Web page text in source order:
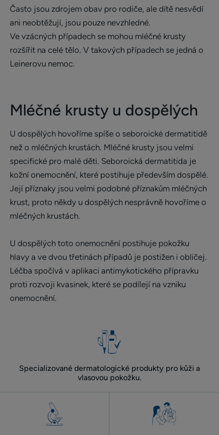
Často jsou zdrojem obav pro rodiče, ale dítě nesvědí
ani neobtěžují, jsou pouze nevzhledné.
Ve vzácných případech se mohou mléčné krusty
rozšířit na celé tělo. V takových případech se jedná o
Leinerovu nemoc.
Mléčné krusty u dospělých
U dospělých hovoříme spíše o seboroické dermatitidě
než o mléčných krustách. Mléčné krusty jsou velmi
specifické pro malé děti. Seboroická dermatitida je
kožní onemocnění, které postihuje především dospělé.
Její příznaky jsou velmi podobné příznakům mléčných
krust, proto někdy u dospělých nesprávně hovoříme o
mléčných krustách.
U dospělých toto onemocnění postihuje pokožku
hlavy a ve dvou třetinách případů je postižen i obličej.
Léčba spočívá v aplikaci antimykotického přípravku
proti rozvoji kvasinek, které se podílejí na vzniku
onemocnění.
Specializované dermatologické produkty pro kůži a
vlasovou pokožku.